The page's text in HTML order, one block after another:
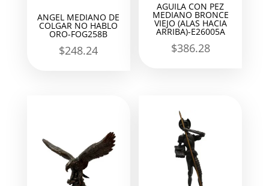
ANGEL MEDIANO DE
COLGAR NO HABLO
ORO-FOG258B
$248.24
AGUILA CON PEZ
MEDIANO BRONCE
VIEJO (ALAS HACIA
ARRIBA)-E26005A
$386.28